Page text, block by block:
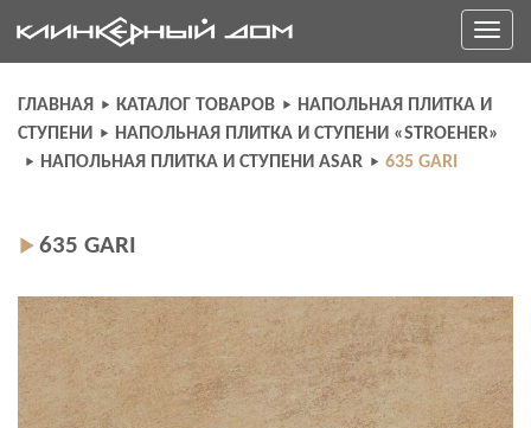
to
content
Toggle
ГЛАВНАЯ КАТАЛОГ ТОВАРОВ
НАПОЛЬНАЯ ПЛИТКА И
СТУПЕНИ
НАПОЛЬНАЯ ПЛИТКА И СТУПЕНИ «STROEHER»
НАПОЛЬНАЯ ПЛИТКА И СТУПЕНИ ASAR
635 GARI
635 GARI